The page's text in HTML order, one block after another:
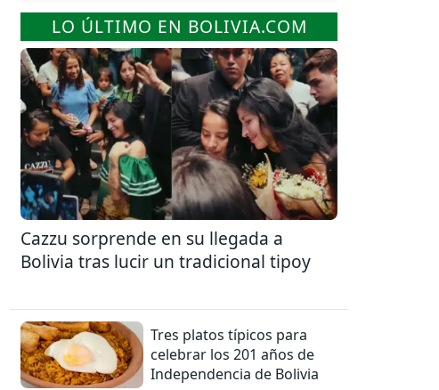
LO ÚLTIMO EN BOLIVIA.COM
Cazzu sorprende en su llegada a
Bolivia tras lucir un tradicional tipoy
Tres platos típicos para
celebrar los 201 años de
Independencia de Bolivia